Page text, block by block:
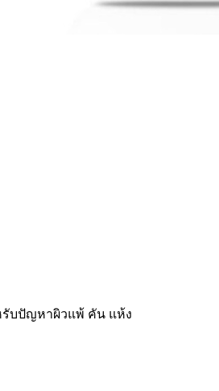
รับปัญหาผิวแพ้ คัน แห้ง